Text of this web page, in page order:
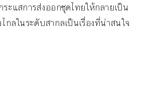
ะแสการส่งออกชุดไทยให้กลายเป็น
ลในระดับสากลเป็นเรื่องที่น่าสนใจ